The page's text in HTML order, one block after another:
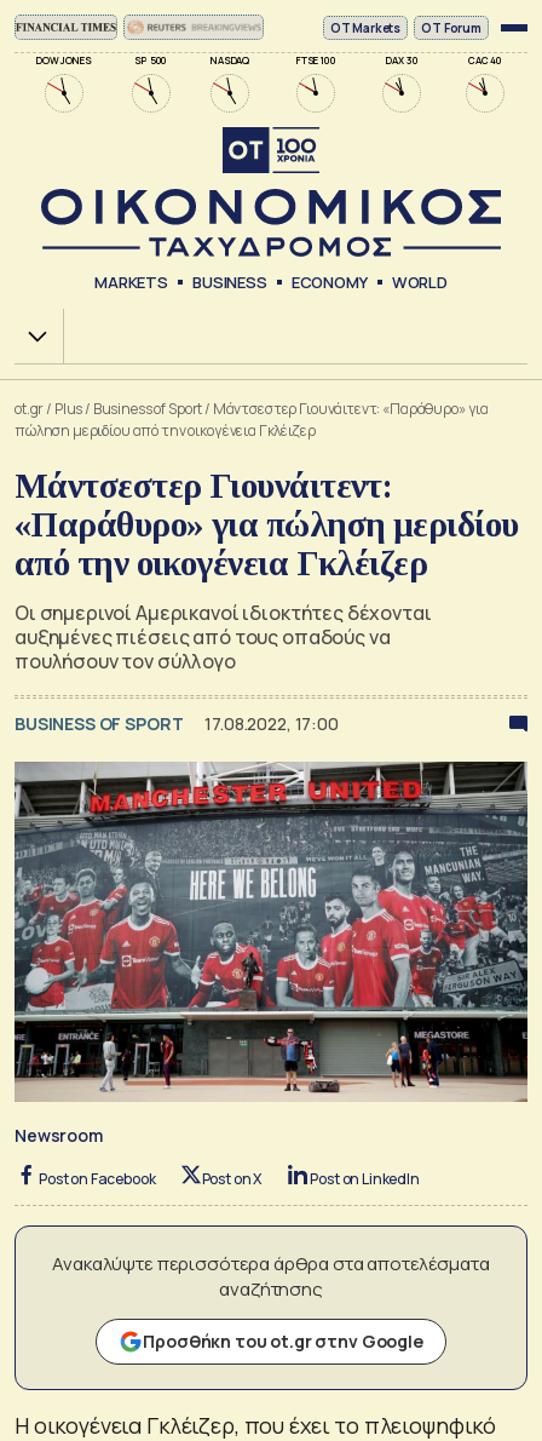
DOW JONES SP 500 NASDAQ FTSE 100 DAX 30 CAC 40
ΟΤ Markets OT Forum
MARKETS BUSINESS ECONOMY WORLD
Χ.Α.
ot.gr/ Plus/ Business of Sport/ Μάντσεστερ Γιουνάιτεντ: «Παράθυρο» για
πώληση μεριδίου από την οικογένεια Γκλέιζερ
Μάντσεστερ Γιουνάιτεντ:
«Παράθυρο» για πώληση μεριδίου
από την οικογένεια Γκλέιζερ
Οι σημερινοί Αμερικανοί ιδιοκτήτες δέχονται
αυξημένες πιέσεις από τους οπαδούς να
πουλήσουν τον σύλλογο
BUSINESS OF SPORT 17.08.2022, 17:00
Newsroom
Post on Facebook Post on X Post on LinkedIn
Ανακαλύψτε περισσότερα άρθρα στα αποτελέσματα
αναζήτησης
Προσθήκη του ot.gr στην Google
Η οικογένεια Γκλέιζερ, που έχει το πλειοψηφικό